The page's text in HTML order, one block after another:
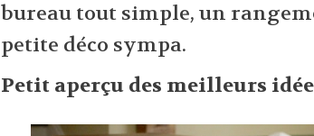
bureau tout simple, un
petite déco sympa.
Petit aperçu des meilleurs